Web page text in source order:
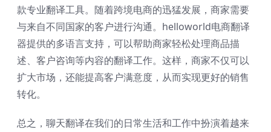
款专业翻译工具。随着跨境电商的迅猛发展，商家需要
与来自不同国家的客户进行沟通。helloworld电商翻译
器提供的多语言支持，可以帮助商家轻松处理商品描
述、客户咨询等内容的翻译工作。这样，商家不仅可以
扩大市场，还能提高客户满意度，从而实现更好的销售
转化。
总之，聊天翻译在我们的日常生活和工作中扮演着越来